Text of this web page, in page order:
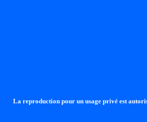
La reproduction pour un usage privé est